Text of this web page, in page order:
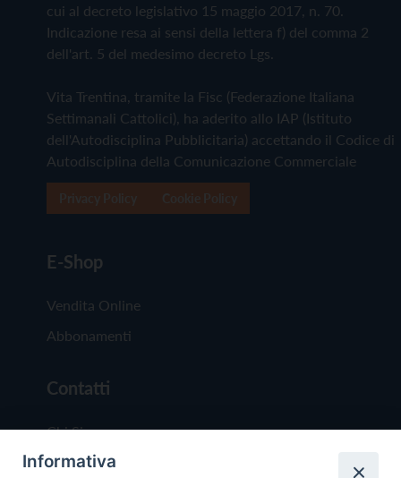
cui al decreto legislativo 15 maggio 2017, n. 70.
Indicazione resa ai sensi della lettera f) del comma 2
dell'art. 5 del medesimo decreto Lgs.
Vita Trentina, tramite la Fisc (Federazione Italiana
Settimanali Cattolici), ha aderito allo IAP (Istituto
dell'Autodisciplina Pubblicitaria) accettando il Codice di
Autodisciplina della Comunicazione Commerciale
E-Shop
Vendita Online
Abbonamenti
Contatti
Chi Siamo
Redazione
Informativa